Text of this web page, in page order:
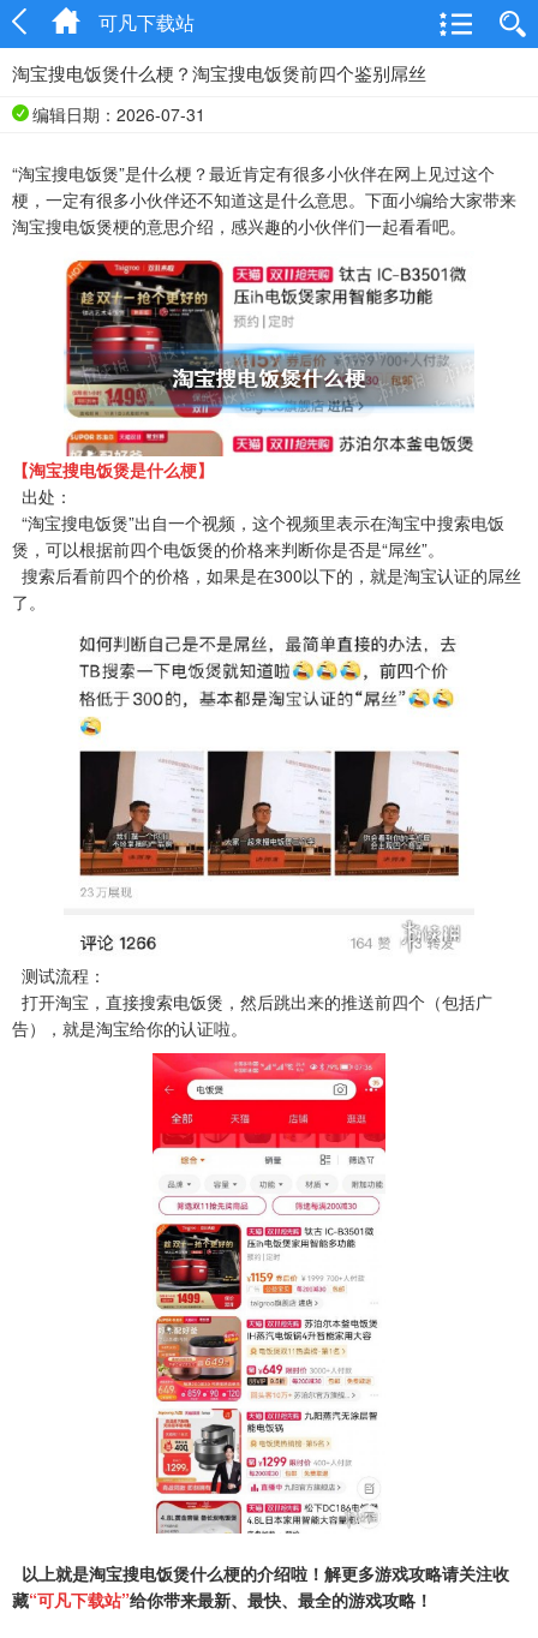
可凡下载站
淘宝搜电饭煲什么梗？淘宝搜电饭煲前四个鉴别屌丝
编辑日期：2026-07-31
“淘宝搜电饭煲”是什么梗？最近肯定有很多小伙伴在网上见过这个
梗，一定有很多小伙伴还不知道这是什么意思。下面小编给大家带来
淘宝搜电饭煲梗的意思介绍，感兴趣的小伙伴们一起看看吧。
【淘宝搜电饭煲是什么梗】
出处：
“淘宝搜电饭煲”出自一个视频，这个视频里表示在淘宝中搜索电饭
煲，可以根据前四个电饭煲的价格来判断你是否是“屌丝”。
搜索后看前四个的价格，如果是在300以下的，就是淘宝认证的屌丝
了。
测试流程：
打开淘宝，直接搜索电饭煲，然后跳出来的推送前四个（包括广
告），就是淘宝给你的认证啦。
以上就是淘宝搜电饭煲什么梗的介绍啦！解更多游戏攻略请关注收
藏“可凡下载站”给你带来最新、最快、最全的游戏攻略！